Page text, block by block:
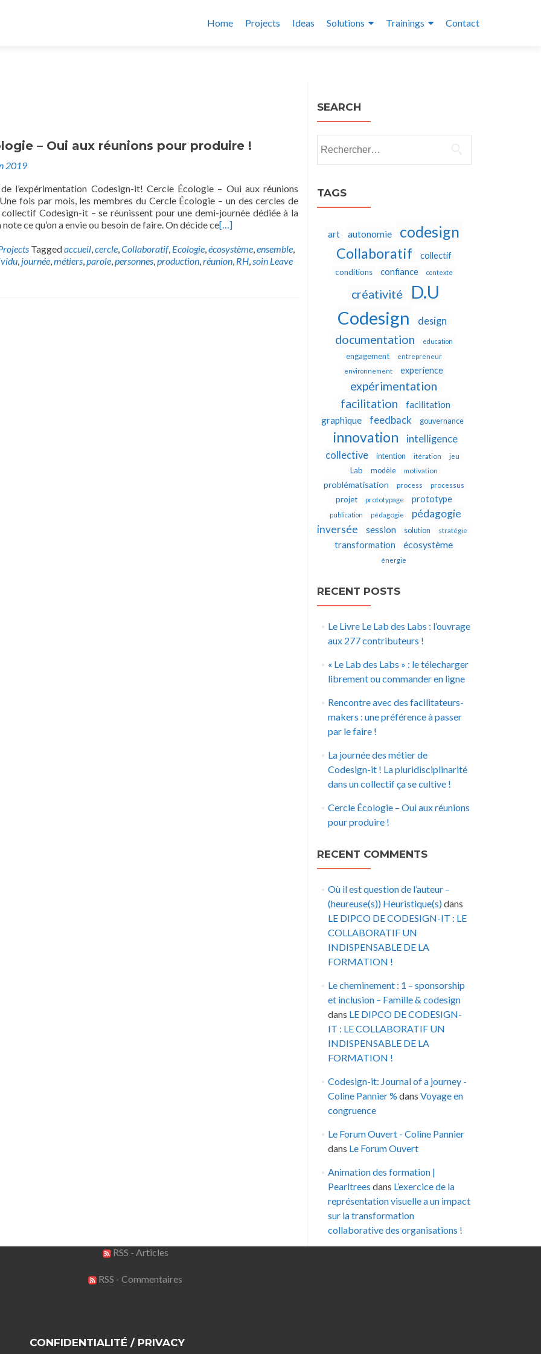
Home Projects Ideas Solutions Trainings Contact
– Oui aux réunions pour produire !
2019
l’expérimentation Codesign-it! Cercle Écologie – Oui aux réunions
fois par mois, les membres du Cercle Écologie – un des cercles de
Codesign-it – se réunissent pour une demi-journée dédiée à la
ce qu’on a envie ou besoin de faire. On décide ce[…]
Taggedaccueil,cercle,Collaboratif, Ecologie,écosystème,ensemble,
, journée,métiers,parole,personnes,production,réunion, RH,soin Leave
SEARCH
TAGS
art autonomie codesign
Collaboratif collectif
conditions confiance contexte
créativité
D.U
Codesign
design
documentation education
engagement
entrepreneur
environnement
experience
expérimentation
facilitation
facilitation
graphique
feedback gouvernance
innovation
intelligence
collective
intention itération jeu
Lab modèle motivation
problématisation process processus
projet prototypage prototype
publication pédagogie
pédagogie
inversée
session solution stratégie
transformation écosystème
énergie
RECENT POSTS
Le Livre Le Lab des Labs : l’ouvrage
aux 277 contributeurs !
« Le Lab des Labs » : le télecharger
librement ou commander en ligne
Rencontre avec des facilitateurs-
makers : une préférence à passer
par le faire !
La journée des métier de
Codesign-it ! La pluridisciplinarité
dans un collectif ça se cultive !
Cercle Écologie – Oui aux réunions
pour produire !
RECENT COMMENTS
Où il est question de l’auteur –
(heureuse(s)) Heuristique(s)dans
LE DIPCO DE CODESIGN-IT : LE
COLLABORATIF UN
INDISPENSABLE DE LA
FORMATION !
Le cheminement : 1 – sponsorship
et inclusion – Famille & codesign
dans LE DIPCO DE CODESIGN-
IT : LE COLLABORATIF UN
INDISPENSABLE DE LA
FORMATION !
Codesign-it: Journal of a journey -
Coline Pannier % dans Voyage en
congruence
Le Forum Ouvert - Coline Pannier
dans Le Forum Ouvert
Animation des formation |
Pearltrees dans L’exercice de la
représentation visuelle a un impact
sur la transformation
collaborative des organisations !
RSS - Articles
RSS - Commentaires
CONFIDENTIALITÉ / PRIVACY